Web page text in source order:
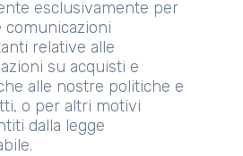
esclusivamente per
comunicazioni
relative alle
su acquisti e
alle nostre politiche e
o per altri motivi
dalla legge